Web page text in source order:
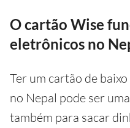
O cartão Wise
eletrônicos no
Ter um cartão de
no Nepal pode ser
também para sacar